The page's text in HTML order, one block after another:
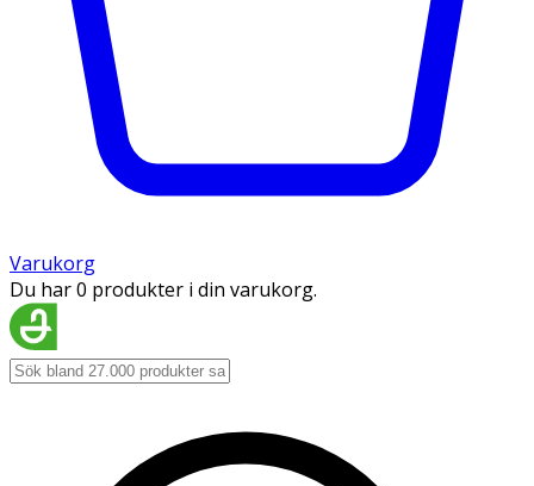
Varukorg
Du har 0 produkter i din varukorg.